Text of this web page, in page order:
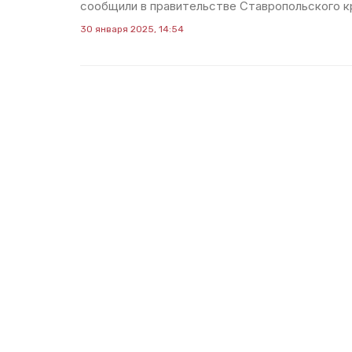
сообщили в правительстве Ставропольского
30 января 2025, 14:54